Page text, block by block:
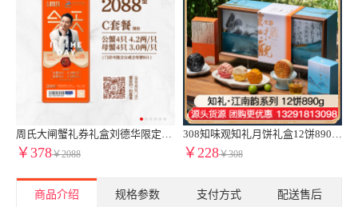
周氏大闸蟹礼券礼盒刘德华限定款2088型4.2两公蟹3.0两母蟹8只装中秋周氏提货券周氏蟹券周氏大闸蟹C套餐周氏水产8只装周氏阳澄湖大闸蟹1888型蟹卡 308知味观知礼月饼礼盒12饼890g广式月饼苏式月饼港式流心奶黄月饼中秋礼盒伴手礼知味观官网团购定制【高端送礼 热卖推荐】知礼礼盒
￥228￥308 ￥228
商品介绍 规格参数 支付方式 配送售后